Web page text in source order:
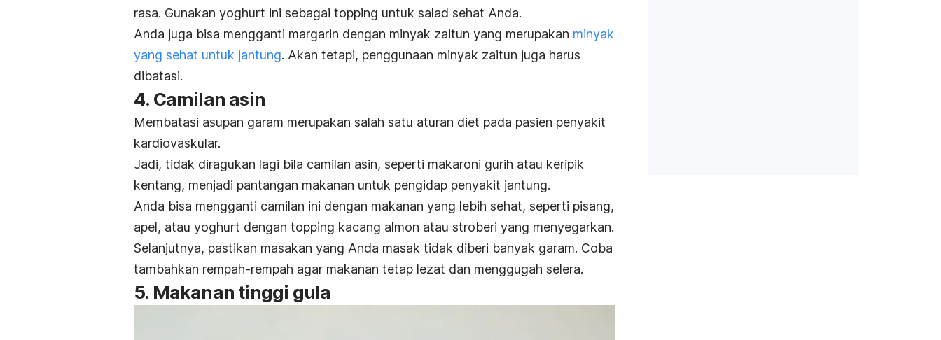
rasa. Gunakan yoghurt ini sebagai topping untuk salad sehat Anda.
Anda juga bisa mengganti margarin dengan minyak zaitun yang merupakan minyak
yang sehat untuk jantung. Akan tetapi, penggunaan minyak zaitun juga harus
dibatasi.
4. Camilan asin
Membatasi asupan garam merupakan salah satu aturan diet pada pasien penyakit
kardiovaskular.
Jadi, tidak diragukan lagi bila camilan asin, seperti makaroni gurih atau keripik
kentang, menjadi pantangan makanan untuk pengidap penyakit jantung.
Anda bisa mengganti camilan ini dengan makanan yang lebih sehat, seperti pisang,
apel, atau yoghurt dengan topping kacang almon atau stroberi yang menyegarkan.
Selanjutnya, pastikan masakan yang Anda masak tidak diberi banyak garam. Coba
tambahkan rempah-rempah agar makanan tetap lezat dan menggugah selera.
5. Makanan tinggi gula